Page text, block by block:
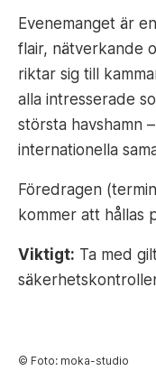
Evenemanget är
flair, nätverkande
riktar sig till
alla intresserade
största havshamn
internationella
Föredragen
kommer att hållas
Viktigt: Ta med
© Foto: moka-studio